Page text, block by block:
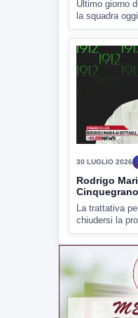
30 LUGLIO 2026
Rodrigo
La trattativa
chiudersi la